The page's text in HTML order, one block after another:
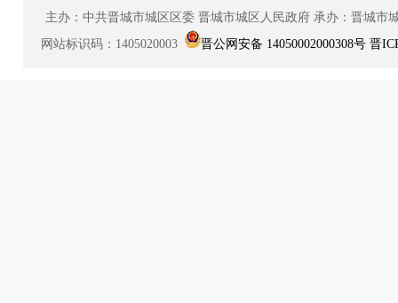
主办：中共晋城市城区区委 晋城市城区人民政府 承办：晋城市
网站标识码：1405020003
晋公网安备 14050002000308号 晋